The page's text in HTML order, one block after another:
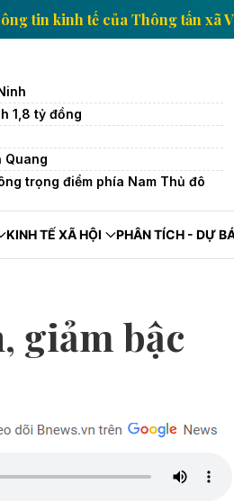
Trang thông tin kinh tế của
1,8 tỷ đồng
Quang
trọng điểm phía Nam Thủ đô
KINH TẾ XÃ HỘI PHÂN TÍCH - DỰ
giảm bậc